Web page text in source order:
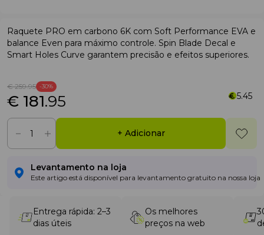
Raquete PRO em carbono 6K com Soft Performance EVA e
balance Even para máximo controle. Spin Blade Decal e
Smart Holes Curve garantem precisão e efeitos superiores.
€ 259.95 -30%
€ 181.95 5.45
+ Adicionar
Levantamento na loja
Este artigo está disponível para levantamento gratuito na nossa loja
Entrega rápida: 2–3
dias úteis
Os melhores
preços na web